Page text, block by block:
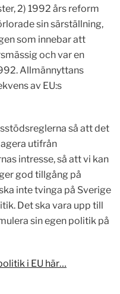
2) 1992 års reform
sin särställning,
som innebar att
och var en
Allmännyttans
av EU:s
så att det
utifrån
intresse, så att vi kan
god tillgång på
inte tvinga på Sverige
Det ska vara upp till
sin egen politik på
i EU här…